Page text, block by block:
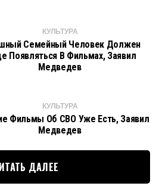
КУЛЬТУРА
Семейный Человек Должен
Появляться В Фильмах, Заявил
Медведев
КУЛЬТУРА
Фильмы Об СВО Уже Есть, Заявил
Медведев
ДАЛЕЕ